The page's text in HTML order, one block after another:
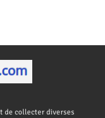
de collecter diverses